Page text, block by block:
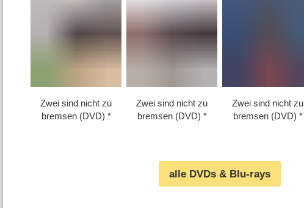
Zwei sind nicht zu
bremsen (DVD)
Zwei sind nicht zu
bremsen (DVD)
Zwei sind nicht zu
bremsen (DVD)
alle DVDs & Blu-rays